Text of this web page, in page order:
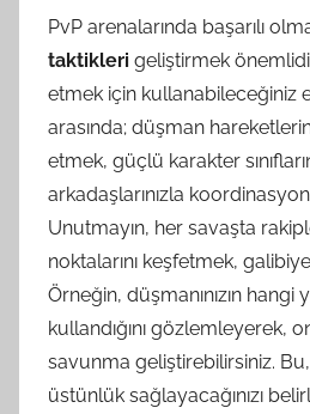
PvP arenalarında başarılı
taktikleri geliştirmek
etmek için kullanabileceğiniz
arasında; düşman
etmek, güçlü karakter
arkadaşlarınızla
Unutmayın, her savaşta
noktalarını keşfetmek,
Örneğin, düşmanınızın hangi
kullandığını gözlemleyerek,
savunma geliştirebilirsiniz.
üstünlük sağlayacağınızı